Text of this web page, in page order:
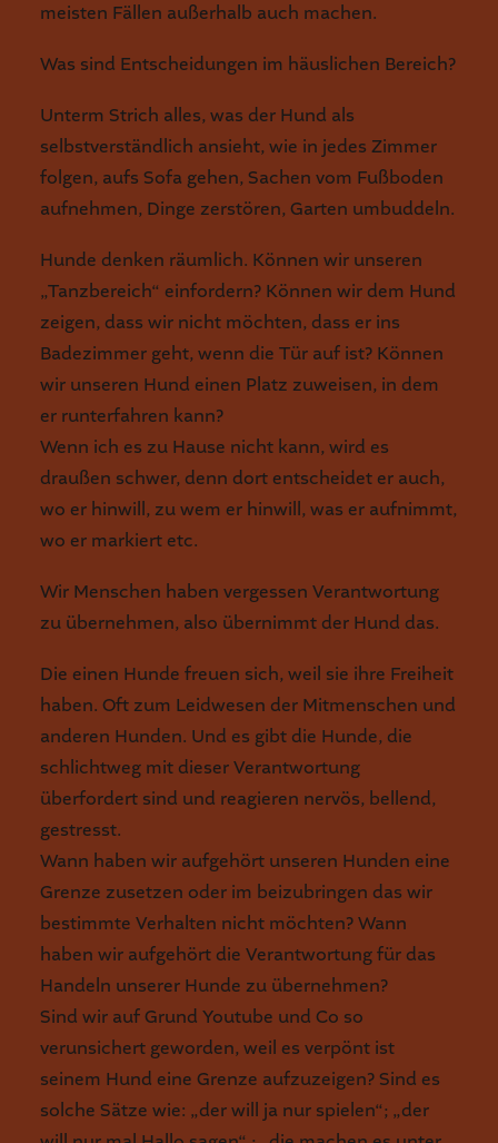
meisten Fällen außerhalb auch machen.
Was sind Entscheidungen im häuslichen Bereich?
Unterm Strich alles, was der Hund als
selbstverständlich ansieht, wie in jedes Zimmer
folgen, aufs Sofa gehen, Sachen vom Fußboden
aufnehmen, Dinge zerstören, Garten umbuddeln.
Hunde denken räumlich. Können wir unseren
„Tanzbereich“ einfordern? Können wir dem Hund
zeigen, dass wir nicht möchten, dass er ins
Badezimmer geht, wenn die Tür auf ist? Können
wir unseren Hund einen Platz zuweisen, in dem
er runterfahren kann?
Wenn ich es zu Hause nicht kann, wird es
draußen schwer, denn dort entscheidet er auch,
wo er hinwill, zu wem er hinwill, was er aufnimmt,
wo er markiert etc.
Wir Menschen haben vergessen Verantwortung
zu übernehmen, also übernimmt der Hund das.
Die einen Hunde freuen sich, weil sie ihre Freiheit
haben. Oft zum Leidwesen der Mitmenschen und
anderen Hunden. Und es gibt die Hunde, die
schlichtweg mit dieser Verantwortung
überfordert sind und reagieren nervös, bellend,
gestresst.
Wann haben wir aufgehört unseren Hunden eine
Grenze zusetzen oder im beizubringen das wir
bestimmte Verhalten nicht möchten? Wann
haben wir aufgehört die Verantwortung für das
Handeln unserer Hunde zu übernehmen?
Sind wir auf Grund Youtube und Co so
verunsichert geworden, weil es verpönt ist
seinem Hund eine Grenze aufzuzeigen? Sind es
solche Sätze wie: „der will ja nur spielen“; „der